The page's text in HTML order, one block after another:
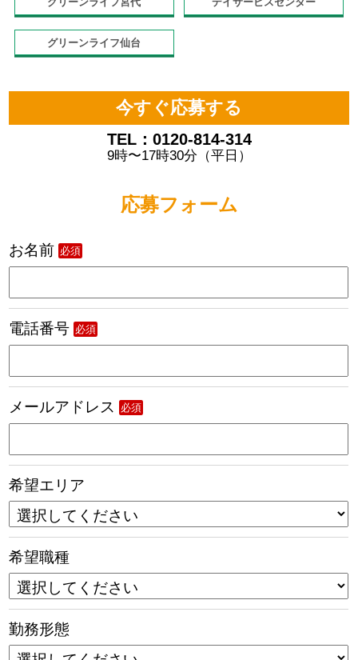
グリーンライフ仙台
今すぐ応募する
TEL：0120-814-314
9時〜17時30分（平日）
応募フォーム
お名前 必須
電話番号 必須
メールアドレス 必須
希望エリア
希望職種
勤務形態